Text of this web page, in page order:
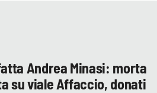
Andrea Minasi: morta
su viale Affaccio, donati